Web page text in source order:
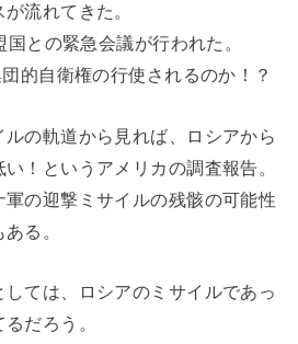
流れてきた。
との緊急会議が行われた。
的自衛権の行使されるのか！？
の軌道から見れば、ロシアから
！というアメリカの調査報告。
軍の迎撃ミサイルの残骸の可能性
る。
ては、ロシアのミサイルであっ
だろう。